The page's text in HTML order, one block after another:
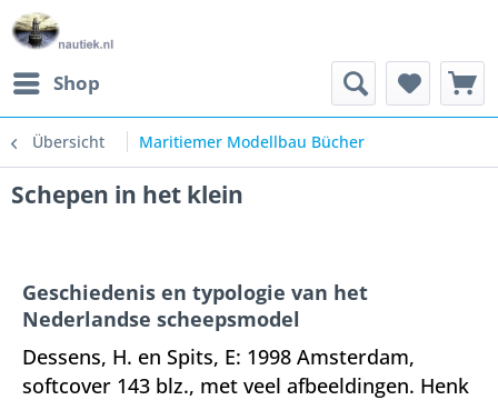
Shop
Übersicht Maritiemer Modellbau Bücher
Schepen in het klein
Geschiedenis en typologie van het
Nederlandse scheepsmodel
Dessens, H. en Spits, E: 1998 Amsterdam,
softcover 143 blz., met veel afbeeldingen. Henk